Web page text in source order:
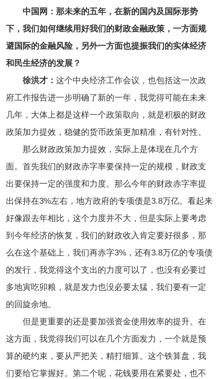
中国网：那未来的五年，在新的国内及国际形势
下，我们如何继续用好我们的财政金融政策，一方面规
避国际的金融风险，另外一方面也提振我们的实体经济
和民生经济的发展？
徐洪才： 这个中央经济工作会议，也包括这一次政
府工作报告进一步明确了新的一年，我觉得可能在未来
几年，大体上都是这样一个政策取向，就是积极的财政
政策加力提效，稳健的货币政策更加精准，有针对性。
那么财政政策加力提效，实际上是体现在几个方
面。首先我们的财政赤字率要保持一定的规模，财政支
出要保持一定的强度和力度。那么今年的财政赤字率提
出保持在3%左右，地方政府的专项债是3.8万亿。看起来
好像跟去年相比，这个力度并不大，但是实际上要考虑
到今年经济的恢复，我们的财政收入肯定要好很多，那
么在这个基础上，我们再赤字3%，还有3.8万亿的专项债
的发行，我觉得这个支出的力度可以了，也没有必要过
多地寅吃卯粮，就是发力也没必要太猛，我们要有一定
的回旋余地。
但是更重要的还是要加强资金使用效率的提升。在
这方面，我觉得我们可以在几个方面发力，一个就是预
算的硬约束，要从严把关，精打细算。这个铁算盘，我
们要给它掌握好。第二个呢，花钱要用在紧要处，也不